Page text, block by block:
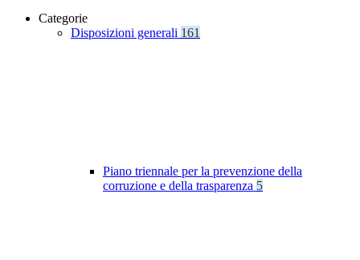
Categorie
Disposizioni generali 161
Piano triennale per la prevenzione della
corruzione e della trasparenza 5